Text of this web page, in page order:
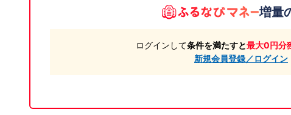
増量
ログインして条件を満たすと最大0円分
新規会員登録／ログイン